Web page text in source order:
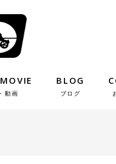
動画
BLOG
ブログ